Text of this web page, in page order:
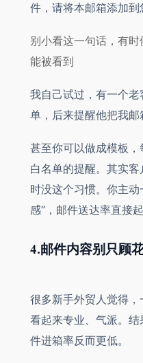
件，请将本邮箱添加到
别小看这一句话，有
能被看到
我自己试过，有一个
单，后来提醒他把我邮
甚至你可以做成模板
白名单的提醒。其实
时没这个习惯。你主
感”，邮件送达率直接起
4.邮件内容别只顾
很多新手外贸人觉得，
看起来专业、气派。
件进箱率反而更低。